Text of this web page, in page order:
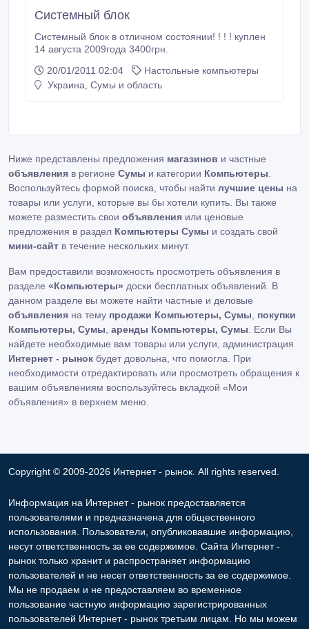
Системный блок
Системный блок в отличном состоянии! ! ! ! куплен
14 августа 2009года 3400грн.
20/01/2011 02:04
Настольные компьютеры
Украина, Сумы и область
Ниже представлены предложения магазинов и частные
объявления в регионе Сумы и категории Компьютеры
Воспользуйтесь формой поиска, чтобы найти лучшие цены на
товары или услуги, которые вы бы хотели купить. Вы также
можете разместить свои объявления или ценовые
предложения в раздел Компьютеры Сумы и создать свой
мини-сайт в течение нескольких минут.
Вам предоставили возможность просмотреть объявления в
разделе «Компьютеры» доски бесплатных объявлений. В
данном разделе вы можете найти частные и деловые
объявления на тему продажи Компьютеры, Сумы
покупки
Компьютеры, Сумы аренды Компьютеры, Сумы . Если Вы
найдете необходимые вам товары или услуги, администрация
Интернет - рынок будет довольна, что помогла. При
необходимости отредактировать или просмотреть обращения к
вашим объявлениям воспользуйтесь вкладкой «Мои
объявления» в верхнем меню.
Copyright © 2009-2026 Интернет - рынок. All rights reserved.
Информация на Интернет - рынок предоставляется
пользователями и предназначена для общественного
использования. Пользователи, опубликовавшие информацию,
несут ответственность за ее содержимое. Сайта Интернет -
рынок только хранит и распространяет информацию
пользователей и не несет ответственность за ее содержимое.
Мы не продаем и не предоставляем во временное
пользование частную информацию зарегистрированных
пользователей Интернет - рынок третьим лицам. Но мы можем